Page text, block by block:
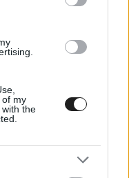
of my
the